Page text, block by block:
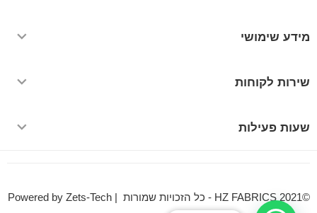
מידע שימושי
שירות לקוחות
שעות פעילות
©HZ FABRICS 2021 - כל הזכויות שמורות | Powered by Zets-Tech